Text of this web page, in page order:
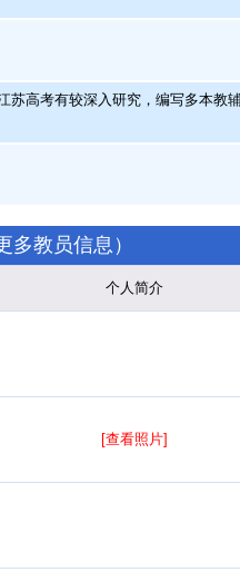
高考有较深入研究，编写多本教
多教员信息 ）
个人简介
[查看照片]